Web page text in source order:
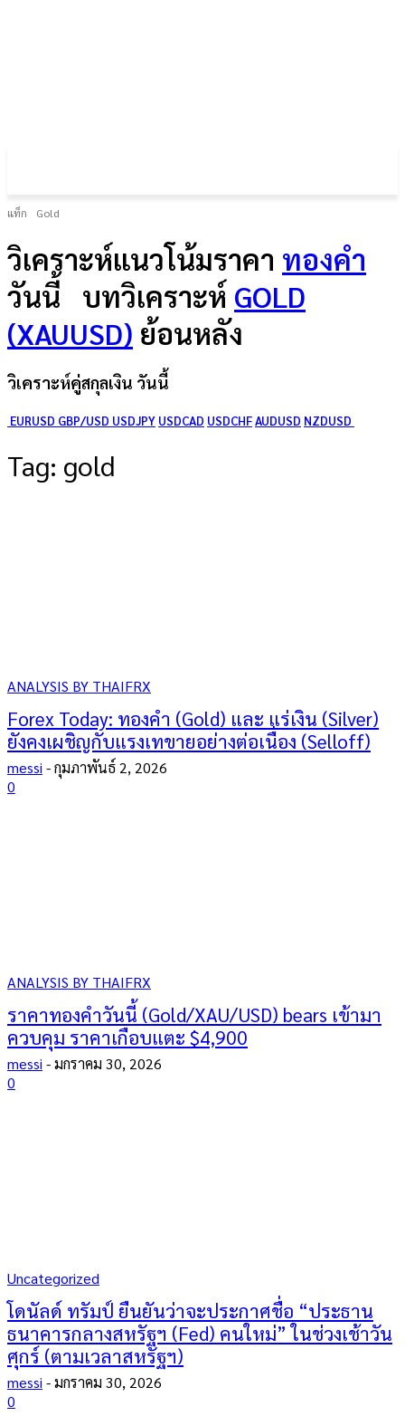
แท็ก Gold
วิเคราะห์แนวโน้มราคา ทองคำ
วันนี้
บทวิเคราะห์ GOLD
(XAUUSD) ย้อนหลัง
วิเคราะห์คู่สกุลเงิน วันนี้
EURUSD GBP/USD USDJPY USDCAD USDCHFAUDUSD NZDUSD
Tag: gold
ANALYSIS BY THAIFRX
Forex Today: ทองคำ (Gold) และ แร่เงิน (Silver)
ยังคงเผชิญกับแรงเทขายอย่างต่อเนื่อง (Selloff)
messi -กุมภาพันธ์ 2, 2026
0
ANALYSIS BY THAIFRX
ราคาทองคำวันนี้ (Gold/XAU/USD) bears เข้ามา
ควบคุม ราคาเกือบแตะ $4,900
messi -มกราคม 30, 2026
0
Uncategorized
โดนัลด์ ทรัมป์ ยืนยันว่าจะประกาศชื่อ “ประธาน
ธนาคารกลางสหรัฐฯ (Fed) คนใหม่” ในช่วงเช้าวัน
ศุกร์ (ตามเวลาสหรัฐฯ)
messi -มกราคม 30, 2026
0